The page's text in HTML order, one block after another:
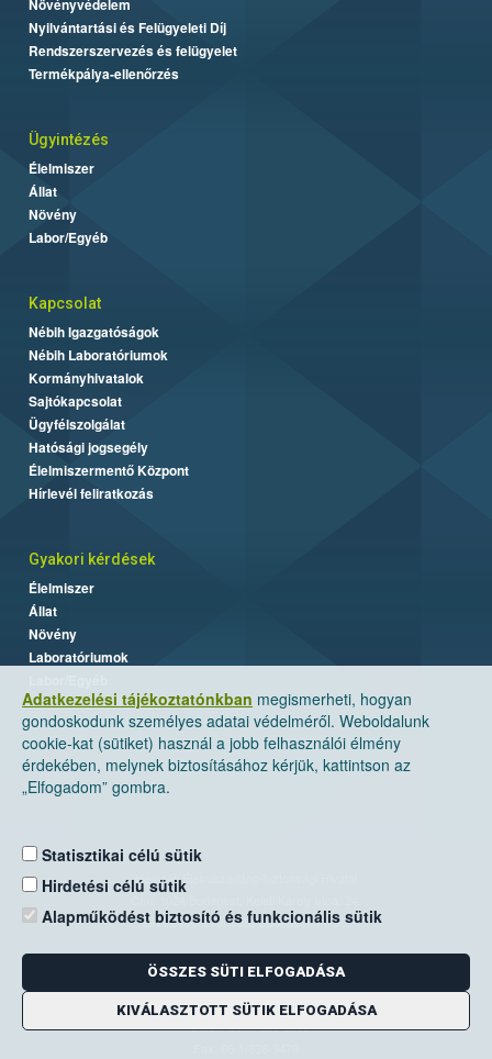
Adatkezelési tájékoztatónkban megismerheti, hogyan
gondoskodunk személyes adatai védelméről. Weboldalunk
cookie-kat (sütiket) használ a jobb felhasználói élmény
érdekében, melynek biztosításához kérjük, kattintson az
„Elfogadom” gombra.
Statisztikai célú sütik
Hirdetési célú sütik
Alapműködést biztosító és funkcionális sütik
ÖSSZES SÜTI ELFOGADÁSA
KIVÁLASZTOTT SÜTIK ELFOGADÁSA
Növényvédelem
Nyilvántartási és Felügyeleti Díj
Rendszerszervezés és felügyelet
Termékpálya-ellenőrzés
Ügyintézés
Élelmiszer
Állat
Növény
Labor/Egyéb
Kapcsolat
Nébih Igazgatóságok
Nébih Laboratóriumok
Kormányhivatalok
Sajtókapcsolat
Ügyfélszolgálat
Hatósági jogsegély
Élelmiszermentő Központ
Hírlevél feliratkozás
Gyakori kérdések
Élelmiszer
Állat
Növény
Laboratóriumok
Nemzeti Élelmiszerlánc-biztonsági Hivatal
Levelezési cím: 1525 Budapest. Pf. 30.
E-mail:ugyfelszolgalat@nebih.gov.hu
Zöld szám: 06-80/263-244
Telefon: 06-1/ 336-9000